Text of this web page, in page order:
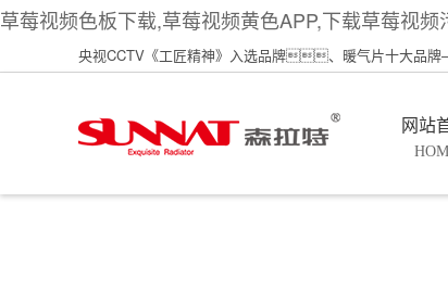
草莓视频色板下载,草莓视频黄色APP,下载草莓视
央视CCTV《工匠精神》入选品牌、暖气片十大品
网站